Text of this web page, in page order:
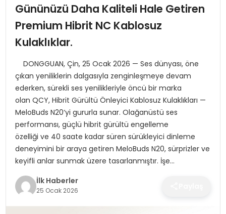
GÜNDEM
MAGAZIN
SIYASET
SPOR
TEKNOLOJI
YAŞAM
Gününüzü Daha Kaliteli Hale Getiren
Premium Hibrit NC Kablosuz
Kulaklıklar.
DONGGUAN, Çin, 25 Ocak 2026 — Ses dünyası, öne
çıkan yeniliklerin dalgasıyla zenginleşmeye devam
ederken, sürekli ses yenilikleriyle öncü bir marka
olan QCY, Hibrit Gürültü Önleyici Kablosuz Kulaklıkları —
MeloBuds N20‘yi gururla sunar. Olağanüstü ses
performansı, güçlü hibrit gürültü engelleme
özelliği ve 40 saate kadar süren sürükleyici dinleme
deneyimini bir araya getiren MeloBuds N20, sürprizler ve
keyifli anlar sunmak üzere tasarlanmıştır. İşe…
İlk Haberler
25 Ocak 2026